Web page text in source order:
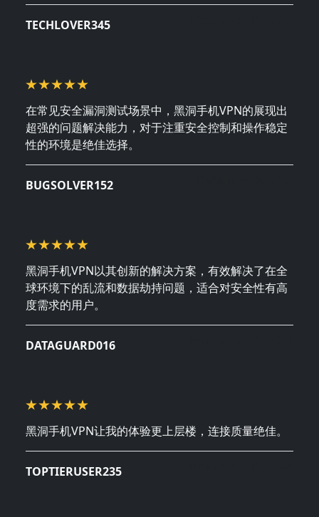
TECHLOVER345
在常见安全漏洞测试场景中，黑洞手机VPN的展现出
超强的问题解决能力，对于注重安全控制和操作稳定
性的环境是绝佳选择。
BUGSOLVER152
黑洞手机VPN以其创新的解决方案，有效解决了在全
球环境下的乱流和数据劫持问题，适合对安全性有高
度需求的用户。
DATAGUARD016
黑洞手机VPN让我的体验更上层楼，连接质量绝佳。
TOPTIERUSER235